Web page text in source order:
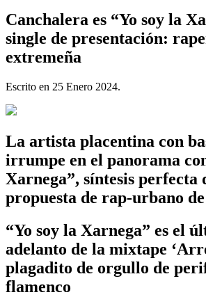
Canchalera es “Yo soy la
single de presentación:
extremeña
Escrito en 25 Enero 2024.
La artista placentina con
irrumpe en el panorama
Xarnega”, síntesis perfecta
propuesta de rap-urbano de
“Yo soy la Xarnega” es el
adelanto de la mixtape
plagadito de orgullo de
flamenco